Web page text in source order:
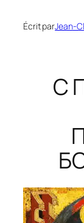
Écrit parJean-
С